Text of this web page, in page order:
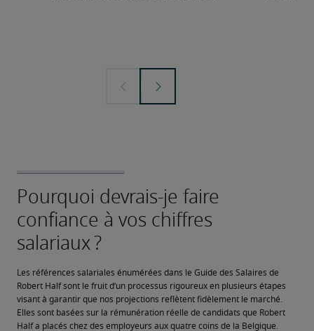
Les références salariales énumérées dans le Guide des Salaires de
Robert Half sont le fruit d’un processus rigoureux en plusieurs étapes
visant à garantir que nos projections reflètent fidèlement le marché.
Elles sont basées sur la rémunération réelle de candidats que Robert
Half a placés chez des employeurs aux quatre coins de la Belgique.